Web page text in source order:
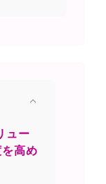
ュー
高め